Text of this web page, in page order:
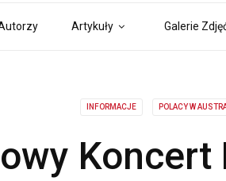
Artykuły Galerie
INFORMACJE POLACY W
Koncert